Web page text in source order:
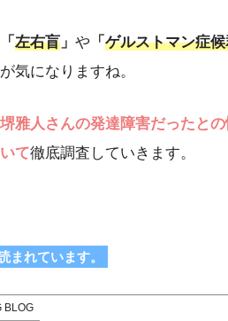
「 左右盲 」 や 「 ゲルストマン症
気になりますね。
堺雅人さんの発達障害だったと
て徹底調査していきます。
まれています。
BLOG